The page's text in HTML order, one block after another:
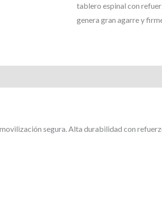
tablero espinal con
genera gran agarre y
segura. Alta durabilidad con